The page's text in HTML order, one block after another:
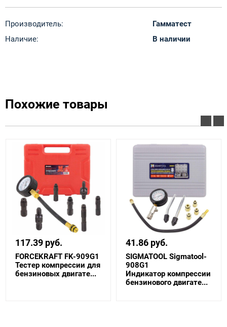
Производитель:
Гамматест
Наличие:
В наличии
Похожие товары
117.39 руб.
FORCEKRAFT FK-909G1
Тестер компрессии для
бензиновых двигате...
41.86 руб.
SIGMATOOL Sigmatool-
908G1
Индикатор компрессии
бензинового двигате...